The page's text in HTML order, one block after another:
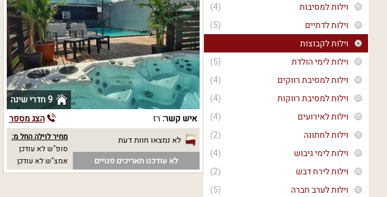
(4)
וילות למסיבות
(5)
וילות לדתיים
וילות לקבוצות
(5)
וילות לימי הולדת
(4)
וילות למסיבת רווקים
(4)
וילות למסיבת רווקות
(4)
וילות לאירועים
(2)
וילות לחתונה
(4)
וילות לימי גיבוש
(2)
וילות לירח דבש
(5)
וילות לערב חברה
9 חדרי שינה
איש קשר: רז הצג מספר
לא נמצאו חוות דעת
לא עודכנו תאריכים פנויים
מחיר לוילה החל מ:
סופ"ש לא עודכן
אמצ"ש לא עודכן